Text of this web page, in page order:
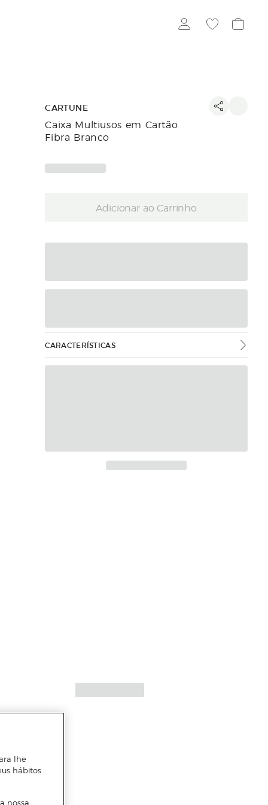
CARTUNE
Caixa Multiusos em Cartão
Fibra Branco
Adicionar ao Carrinho
CARACTERÍSTICAS
lhe
hábitos
nossa